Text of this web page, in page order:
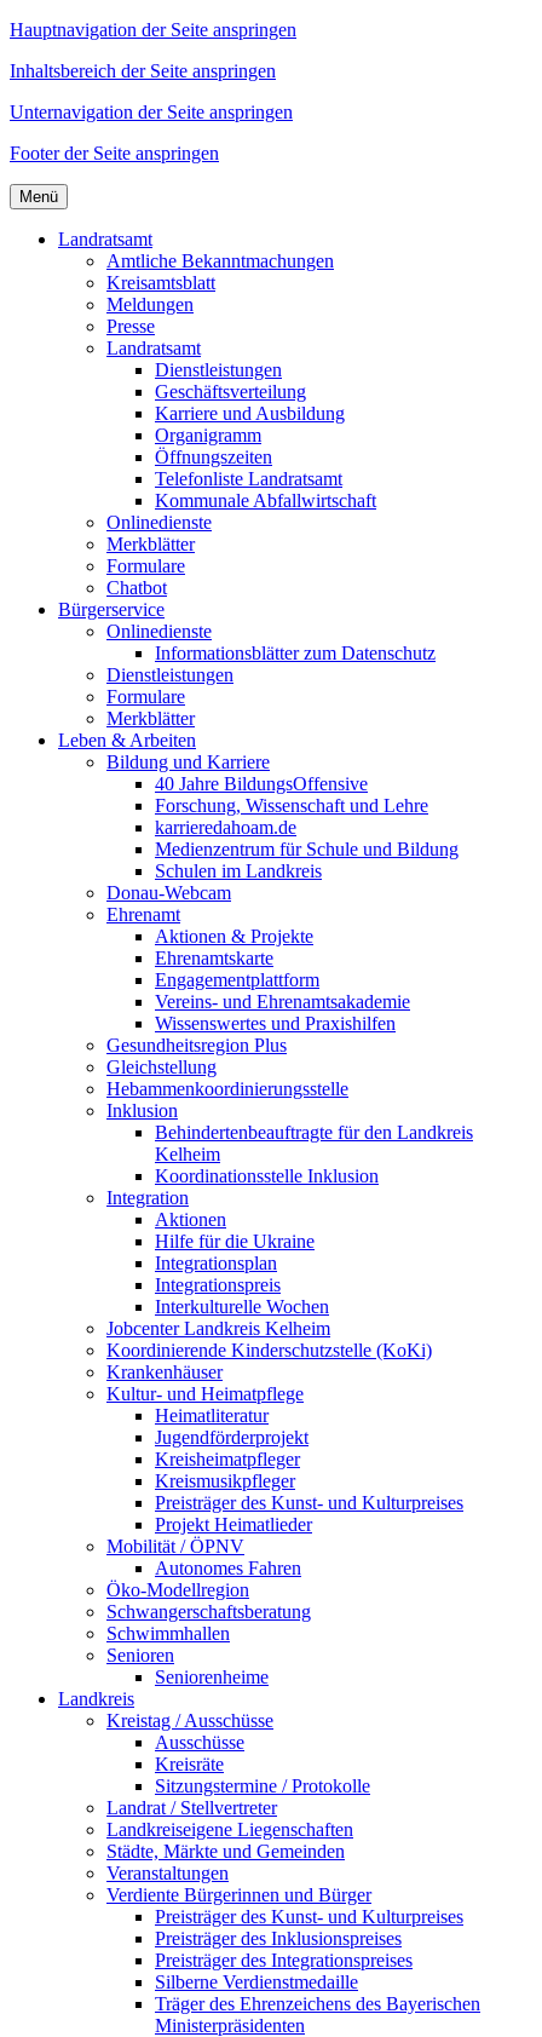
Hauptnavigation der Seite anspringen
Inhaltsbereich der Seite anspringen
Unternavigation der Seite anspringen
Footer der Seite anspringen
Menü
Landratsamt
Amtliche Bekanntmachungen
Kreisamtsblatt
Meldungen
Presse
Landratsamt
Dienstleistungen
Geschäftsverteilung
Karriere und Ausbildung
Organigramm
Öffnungszeiten
Telefonliste Landratsamt
Kommunale Abfallwirtschaft
Onlinedienste
Merkblätter
Formulare
Chatbot
Bürgerservice
Onlinedienste
Informationsblätter zum Datenschutz
Dienstleistungen
Formulare
Merkblätter
Leben & Arbeiten
Bildung und Karriere
40 Jahre BildungsOffensive
Forschung, Wissenschaft und Lehre
karrieredahoam.de
Medienzentrum für Schule und Bildung
Schulen im Landkreis
Donau-Webcam
Ehrenamt
Aktionen & Projekte
Ehrenamtskarte
Engagementplattform
Vereins- und Ehrenamtsakademie
Wissenswertes und Praxishilfen
Gesundheitsregion Plus
Gleichstellung
Hebammenkoordinierungsstelle
Inklusion
Behindertenbeauftragte für den Landkreis
Kelheim
Koordinationsstelle Inklusion
Integration
Aktionen
Hilfe für die Ukraine
Integrationsplan
Integrationspreis
Interkulturelle Wochen
Jobcenter Landkreis Kelheim
Koordinierende Kinderschutzstelle (KoKi)
Krankenhäuser
Kultur- und Heimatpflege
Heimatliteratur
Jugendförderprojekt
Kreisheimatpfleger
Kreismusikpfleger
Preisträger des Kunst- und Kulturpreises
Projekt Heimatlieder
Mobilität / ÖPNV
Autonomes Fahren
Öko-Modellregion
Schwangerschaftsberatung
Schwimmhallen
Senioren
Seniorenheime
Landkreis
Kreistag / Ausschüsse
Ausschüsse
Kreisräte
Sitzungstermine / Protokolle
Landrat / Stellvertreter
Landkreiseigene Liegenschaften
Städte, Märkte und Gemeinden
Veranstaltungen
Verdiente Bürgerinnen und Bürger
Preisträger des Kunst- und Kulturpreises
Preisträger des Inklusionspreises
Preisträger des Integrationspreises
Silberne Verdienstmedaille
Träger des Ehrenzeichens des Bayerischen
Ministerpräsidenten